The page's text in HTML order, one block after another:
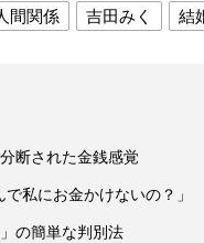
間関係 吉田みく 結
断された金銭感覚
私にお金かけないの？」
の簡単な判別法